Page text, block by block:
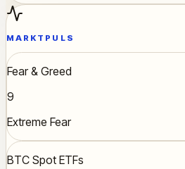
MARKTPULS
Fear & Greed
9
Extreme Fear
BTC Spot ETFs